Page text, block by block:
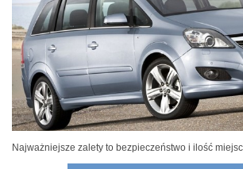
Najważniejsze zalety to bezpieczeństwo i ilość